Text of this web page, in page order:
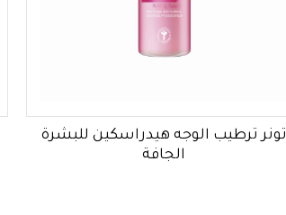
تونر ترطيب الوجه هيدراسكين للبشرة
الجافة